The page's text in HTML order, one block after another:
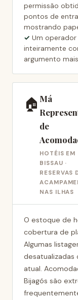
permissão
pontos de
mostrando
Um
inteiramente
argumento
🏠 Má
de
HOTÉIS EM
BISSAU ·
RESERVAS
NAS ILHAS
O estoque de
cobertura de
Algumas
desatualizadas
atual.
Bijagós são